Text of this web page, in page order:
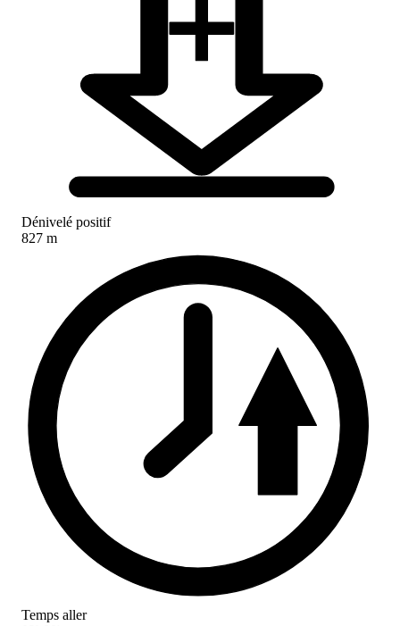
Dénivelé positif
827 m
Temps aller